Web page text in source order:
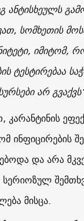
ანტისხეულს
სომხეთის
იმიტომ,
ტესტირებაა
არ
კარანტინის
ინფიცირების
და არა
სერიოზულ
მისცა.